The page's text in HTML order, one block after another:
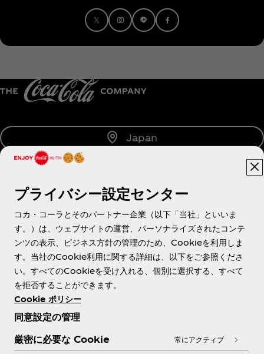
Japan
About us
Need help?
各種ポリシー
プライバシー設定センター
コカ・コーラとそのパートナー企業（以下「当社」といいま
す。）は、ウェブサイトの運営、パーソナライズされたコンテ
ンツの表示、ビジネス方針の管理のため、Cookieを利用しま
す。当社のCookie利用に関する詳細は、以下をご参照くださ
い。すべてのCookieを受け入れる、個別に選択する、すべて
を拒否することができます。
Cookie ポリシー
同意設定の管理
厳密に必要な Cookie
常にアクティブ